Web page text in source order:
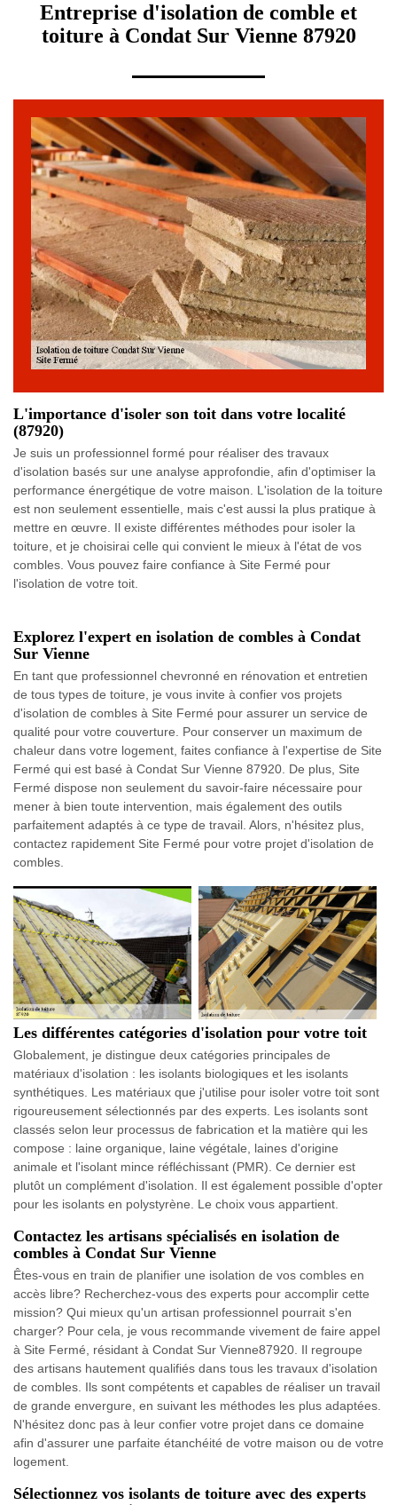
Entreprise d'isolation de comble et
toiture à Condat Sur Vienne 87920
L'importance d'isoler son toit dans votre localité
(87920)
Je suis un professionnel formé pour réaliser des travaux
d'isolation basés sur une analyse approfondie, afin d'optimiser la
performance énergétique de votre maison. L'isolation de la toiture
est non seulement essentielle, mais c'est aussi la plus pratique à
mettre en œuvre. Il existe différentes méthodes pour isoler la
toiture, et je choisirai celle qui convient le mieux à l'état de vos
combles. Vous pouvez faire confiance à Site Fermé pour
l'isolation de votre toit.
Explorez l'expert en isolation de combles à Condat
Sur Vienne
En tant que professionnel chevronné en rénovation et entretien
de tous types de toiture, je vous invite à confier vos projets
d'isolation de combles à Site Fermé pour assurer un service de
qualité pour votre couverture. Pour conserver un maximum de
chaleur dans votre logement, faites confiance à l'expertise de Site
Fermé qui est basé à Condat Sur Vienne 87920. De plus, Site
Fermé dispose non seulement du savoir-faire nécessaire pour
mener à bien toute intervention, mais également des outils
parfaitement adaptés à ce type de travail. Alors, n'hésitez plus,
contactez rapidement Site Fermé pour votre projet d'isolation de
combles.
Les différentes catégories d'isolation pour votre toit
Globalement, je distingue deux catégories principales de
matériaux d'isolation : les isolants biologiques et les isolants
synthétiques. Les matériaux que j'utilise pour isoler votre toit sont
rigoureusement sélectionnés par des experts. Les isolants sont
classés selon leur processus de fabrication et la matière qui les
compose : laine organique, laine végétale, laines d'origine
animale et l'isolant mince réfléchissant (PMR). Ce dernier est
plutôt un complément d'isolation. Il est également possible d'opter
pour les isolants en polystyrène. Le choix vous appartient.
Contactez les artisans spécialisés en isolation de
combles à Condat Sur Vienne
Êtes-vous en train de planifier une isolation de vos combles en
accès libre? Recherchez-vous des experts pour accomplir cette
mission? Qui mieux qu'un artisan professionnel pourrait s'en
charger? Pour cela, je vous recommande vivement de faire appel
à Site Fermé, résidant à Condat Sur Vienne87920. Il regroupe
des artisans hautement qualifiés dans tous les travaux d'isolation
de combles. Ils sont compétents et capables de réaliser un travail
de grande envergure, en suivant les méthodes les plus adaptées.
N'hésitez donc pas à leur confier votre projet dans ce domaine
afin d'assurer une parfaite étanchéité de votre maison ou de votre
logement.
Sélectionnez vos isolants de toiture avec des experts